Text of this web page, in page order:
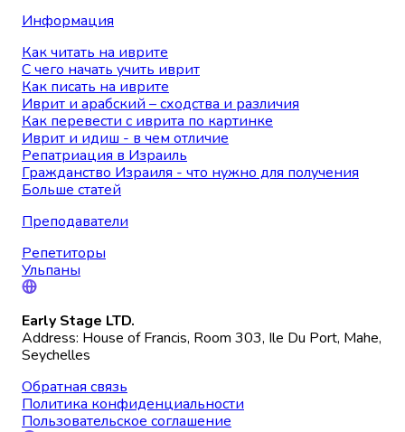
Информация
Как читать на иврите
С чего начать учить иврит
Как писать на иврите
Иврит и арабский – сходства и различия
Как перевести с иврита по картинке
Иврит и идиш - в чем отличие
Репатриация в Израиль
Гражданство Израиля - что нужно для получения
Больше статей
Преподаватели
Репетиторы
Ульпаны
Early Stage LTD.
Address: House of Francis, Room 303, Ile Du Port, Mahe,
Seychelles
Обратная связь
Политика конфиденциальности
Пользовательское соглашение